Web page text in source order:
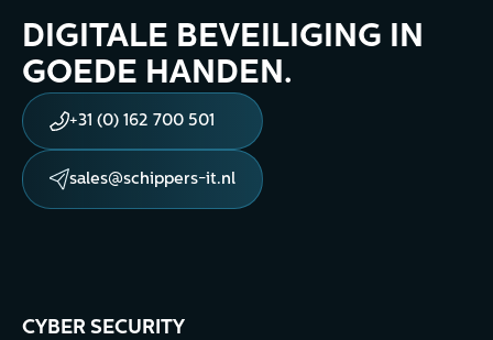
DIGITALE BEVEILIGING IN
GOEDE HANDEN.
+31 (0) 162 700 501
sales@schippers-it.nl
CYBER SECURITY